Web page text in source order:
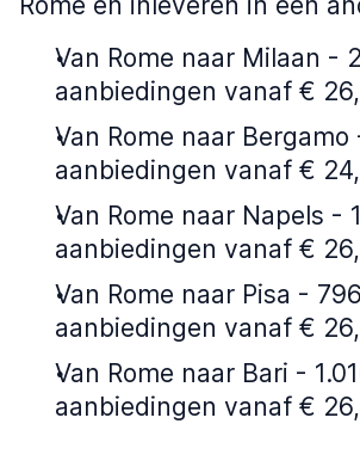
Van Rome naar Milaan -
aanbiedingen vanaf €
Van Rome naar Bergamo
aanbiedingen vanaf €
Van Rome naar Napels -
aanbiedingen vanaf €
Van Rome naar Pisa - 796
aanbiedingen vanaf €
Van Rome naar Bari -
aanbiedingen vanaf €